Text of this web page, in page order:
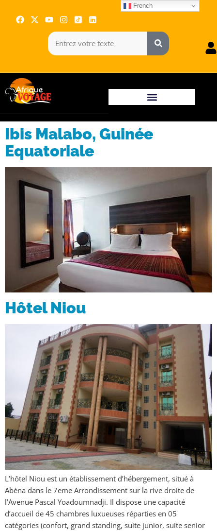
Ibis Malabo, Guinée
Equatoriale
Hôtel Niou
L’hôtel Niou est un établissement d’hébergement, situé à
Abéna dans le 7eme Arrondissement sur la rive droite de
l’Avenue Pascal Yoadoumnadji. Il dispose une capacité
d’accueil de 45 chambres luxueuses réparties en 05
catégories (confort, grand standing, suite junior, suite senior
French